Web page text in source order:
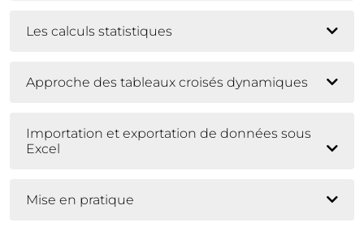
Les calculs statistiques
Approche des tableaux croisés dynamiques
Importation et exportation de données sous
Excel
Mise en pratique